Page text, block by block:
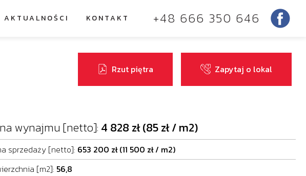
AKTUALNOŚCI KONTAKT +48 666 350 646
Rzut piętra Zapytaj o lokal
wynajmu [netto]: 4 828 zł (85 zł / m2)
sprzedaży [netto]: 653 200 zł (11 500 zł / m2)
[m2]: 56,8